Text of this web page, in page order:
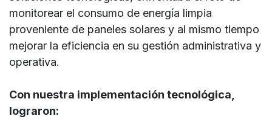
monitorear el consumo de energía limpia
proveniente de paneles solares y al mismo tiempo
mejorar la eficiencia en su gestión administrativa y
operativa.
Con nuestra implementación tecnológica,
lograron: